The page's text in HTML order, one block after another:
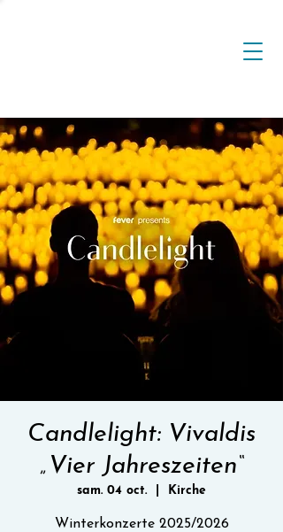
Candlelight: Vivaldis
„Vier Jahreszeiten“
sam. 04 oct. Kirche
Winterkonzerte 2025/2026